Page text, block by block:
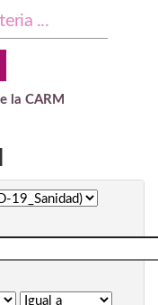
la CARM